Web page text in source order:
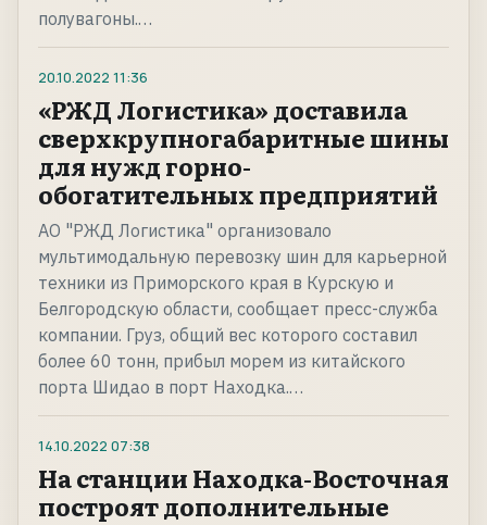
полувагоны.…
20.10.2022 11:36
«РЖД Логистика» доставила
сверхкрупногабаритные шины
для нужд горно-
обогатительных предприятий
АО "РЖД Логистика" организовало
мультимодальную перевозку шин для карьерной
техники из Приморского края в Курскую и
Белгородскую области, сообщает пресс-служба
компании. Груз, общий вес которого составил
более 60 тонн, прибыл морем из китайского
порта Шидао в порт Находка.…
14.10.2022 07:38
На станции Находка-Восточная
построят дополнительные